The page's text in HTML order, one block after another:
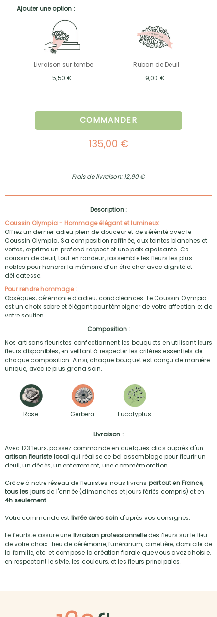
Ajouter une option :
Livraison sur tombe
5,50 €
Ruban de Deuil
9,00 €
COMMANDER
135,00 €
Frais de livraison: 12,90 €
Description :
Coussin Olympia - Hommage élégant et lumineux
Offrez un dernier adieu plein de douceur et de sérénité avec le
Coussin Olympia. Sa composition raffinée, aux teintes blanches et
vertes, exprime un profond respect et une paix apaisante. Ce
coussin de deuil, tout en rondeur, rassemble les fleurs les plus
nobles pour honorer la mémoire d’un être cher avec dignité et
délicatesse.
Pour rendre hommage :
Obsèques, cérémonie d’adieu, condoléances. Le Coussin Olympia
est un choix sobre et élégant pour témoigner de votre affection et de
votre soutien.
Composition :
Nos artisans fleuristes confectionnent les bouquets en utilisant leurs
fleurs disponibles, en veillant à respecter les critères essentiels de
chaque composition. Ainsi, chaque bouquet est conçu de manière
unique, avec le plus grand soin.
Rose Gerbera Eucalyptus
Livraison :
Avec 123fleurs, passez commande en quelques clics auprès d'un
artisan fleuriste local qui réalise ce bel assemblage pour fleurir un
deuil, un décès, un enterrement, une commémoration.
Grâce à notre réseau de fleuristes, nous livrons partout en France,
tous les joursde l'année (dimanches et jours fériés compris) et en
4h seulement.
Votre commande est livrée avec soind'après vos consignes.
Le fleuriste assure une livraison professionnelledes fleurs sur le lieu
de votre choix : lieu de cérémonie, funérarium, cimetière, domicile de
la famille, etc. et compose la création florale que vous avez choisie,
en respectant le style, les couleurs, et les fleurs principales.